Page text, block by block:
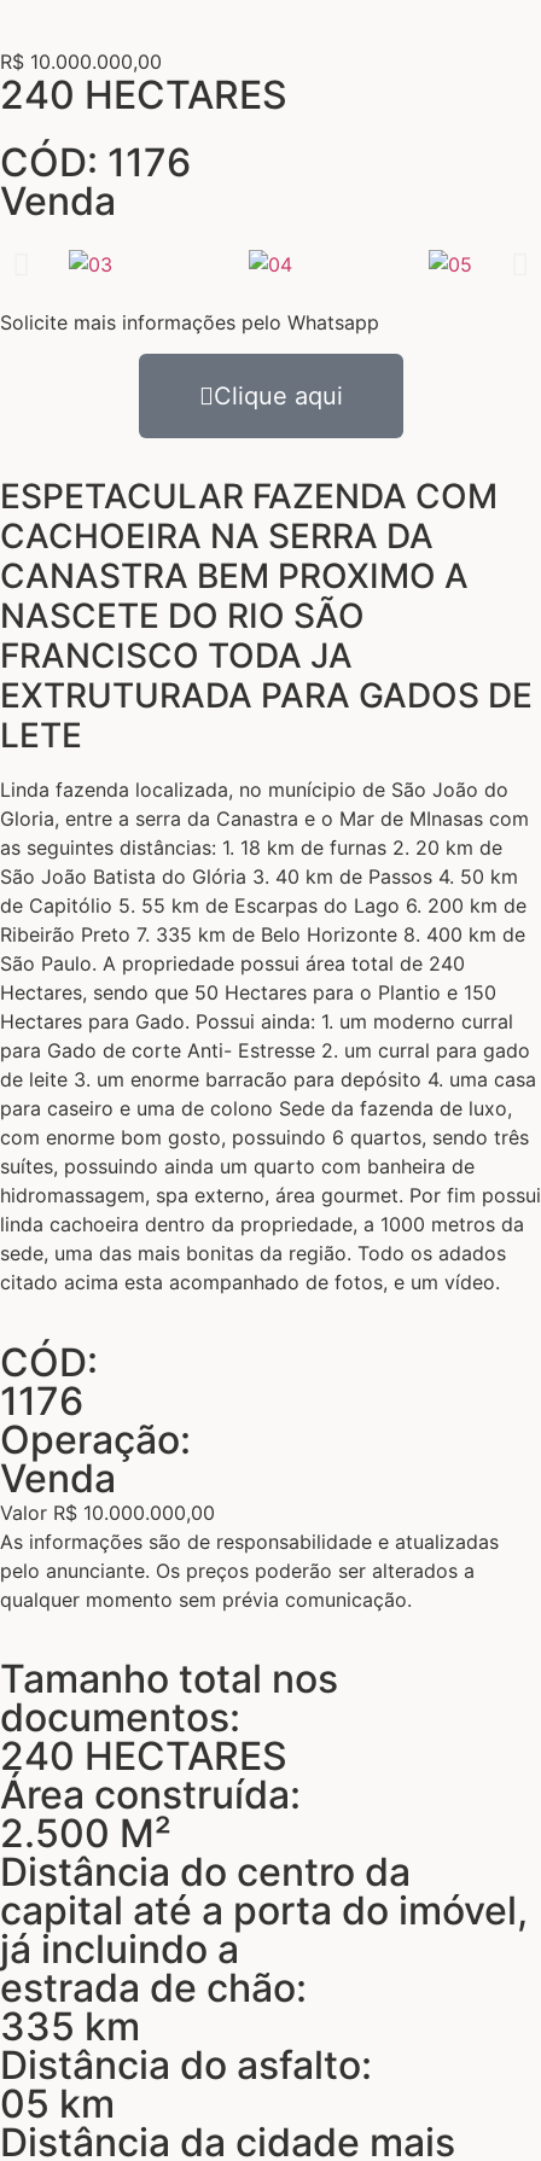
R$ 10.000.000,00
240 HECTARES
CÓD: 1176
Venda
Solicite mais informações pelo Whatsapp
Clique aqui
ESPETACULAR FAZENDA COM
CACHOEIRA NA SERRA DA
CANASTRA BEM PROXIMO A
NASCETE DO RIO SÃO
FRANCISCO TODA JA
EXTRUTURADA PARA GADOS DE
LETE
Linda fazenda localizada, no munícipio de São João do
Gloria, entre a serra da Canastra e o Mar de MInasas com
as seguintes distâncias: 1. 18 km de furnas 2. 20 km de
São João Batista do Glória 3. 40 km de Passos 4. 50 km
de Capitólio 5. 55 km de Escarpas do Lago 6. 200 km de
Ribeirão Preto 7. 335 km de Belo Horizonte 8. 400 km de
São Paulo. A propriedade possui área total de 240
Hectares, sendo que 50 Hectares para o Plantio e 150
Hectares para Gado. Possui ainda: 1. um moderno curral
para Gado de corte Anti- Estresse 2. um curral para gado
de leite 3. um enorme barracão para depósito 4. uma casa
para caseiro e uma de colono Sede da fazenda de luxo,
com enorme bom gosto, possuindo 6 quartos, sendo três
suítes, possuindo ainda um quarto com banheira de
hidromassagem, spa externo, área gourmet. Por fim possui
linda cachoeira dentro da propriedade, a 1000 metros da
sede, uma das mais bonitas da região. Todo os adados
citado acima esta acompanhado de fotos, e um vídeo.
CÓD:
1176
Operação:
Venda
Valor R$ 10.000.000,00
As informações são de responsabilidade e atualizadas
pelo anunciante. Os preços poderão ser alterados a
qualquer momento sem prévia comunicação.
Tamanho total nos
documentos:
240 HECTARES
Área construída:
2.500 M²
Distância do centro da
capital até a porta do imóvel,
já incluindo a
estrada de chão:
335 km
Distância do asfalto:
05 km
Distância da cidade mais